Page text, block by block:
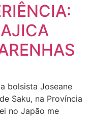
bolsista Joseane
Saku, na Província
no Japão me